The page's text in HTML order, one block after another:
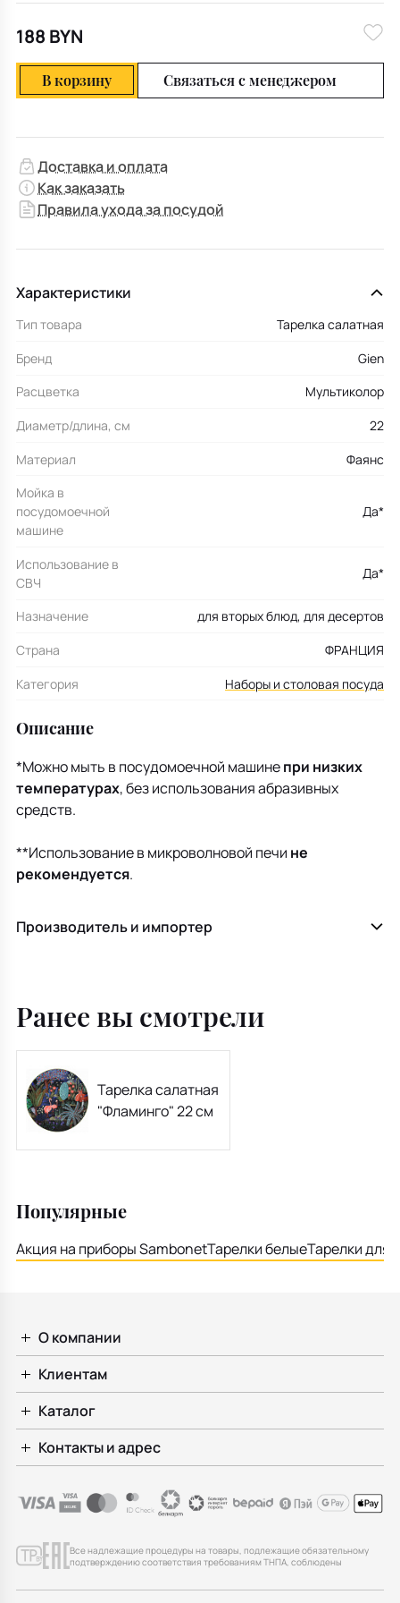
188 BYN
В корзину Связаться с менеджером
Доставка и оплата
Как заказать
Правила ухода за посудой
Характеристики
Тип товара
Тарелка салатная
Бренд
Gien
Расцветка
Мультиколор
Диаметр/длина, см
22
Материал
Фаянс
Мойка в
посудомоечной
машине
Да*
Использование в
СВЧ
Да*
Назначение
для вторых блюд, для десертов
Страна
ФРАНЦИЯ
Категория
Наборы и столовая посуда
Описание
*Можно мыть в посудомоечной машинепри низких
температурах, без использования абразивных
средств.
**Использование в микроволновой печи не
рекомендуется.
Производитель и импортер
Ранее вы смотрели
Тарелка салатная
"Фламинго" 22 см
Популярные
Акция на приборы SambonetТарелки белыеТарелки для
О компании
Клиентам
Каталог
Контакты и адрес
Все надлежащие процедуры на товары, подлежащие обязательному
подтверждению соответствия требованиям ТНПА, соблюдены